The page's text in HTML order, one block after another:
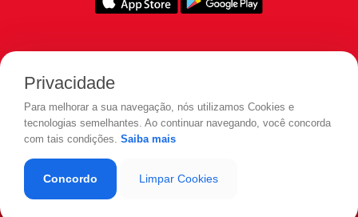
Privacidade
Para melhorar a sua navegação, nós utilizamos Cookies e
tecnologias semelhantes. Ao continuar navegando, você concorda
com tais condições. Saiba mais
Concordo Limpar Cookies